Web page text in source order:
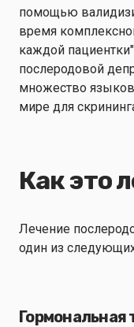
помощью
время
каждой
послеродовой
множество
мире для
Как это
Лечение
один из
Гормональная